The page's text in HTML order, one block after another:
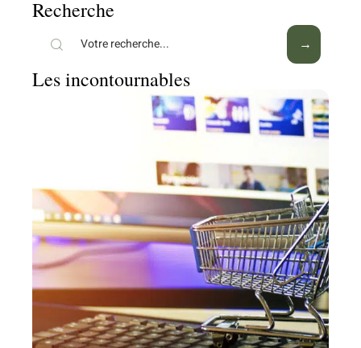
Recherche
Les incontournables